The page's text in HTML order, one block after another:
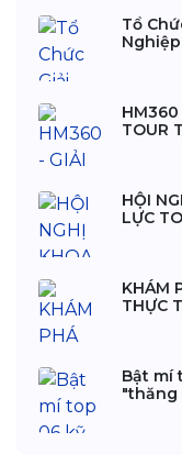
Tổ
Nghiệp
HM360
TOUR
HỘI
LỰC
KHÁM
THỰC
Bật mí
"thăng